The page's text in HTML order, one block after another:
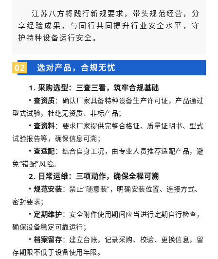
江苏八方将践行新规要求，带头规范经营，分
享经验成果，与同行共同提升行业安全水平，守
护特种设备运行安全。
02 选对产品，合规无忧
1. 采购选型：三查三看，筑牢合规基础
•查资质：确认厂家具备特种设备生产许可证，产品通过
型式试验，杜绝无资质、非标产品；
•查资料：要求厂家提供完整合格证、质量证明书、型式
试验报告等，确保信息可溯；
•查适配：结合自身工况，由专业人员推荐适配产品，避
免“错配”风险。
2. 日常运维：三项动作，确保全程可溯
•规范安装：禁止“随意装”，明确安装位置、连接方式、
密封要求；
• 定期维护：安全附件使用期间应当进行定期自行检查，
确保设备稳定可靠运行；
•档案留存：建立台账，记录采购、校验、更换信息，留
存期限不低于设备使用年限。